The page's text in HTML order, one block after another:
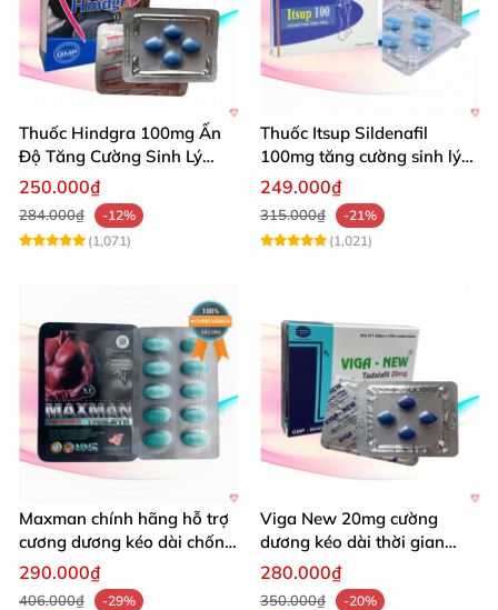
Thuốc Hindgra 100mg Ấn
Độ Tăng Cường Sinh Lý
Nam Hiệu Quả
250.000₫
284.000₫
-12%
(1,071)
Thuốc Itsup Sildenafil
100mg tăng cường sinh lý
kéo dài thời gian cho nam
249.000₫
315.000₫
-21%
(1,021)
Maxman chính hãng hỗ trợ
cương dương kéo dài chống
xuất tinh sớm 10 viên
290.000₫
406.000₫
-29%
Viga New 20mg cường
dương kéo dài thời gian
chống xuất tinh hiệu quả
280.000₫
350.000₫
-20%